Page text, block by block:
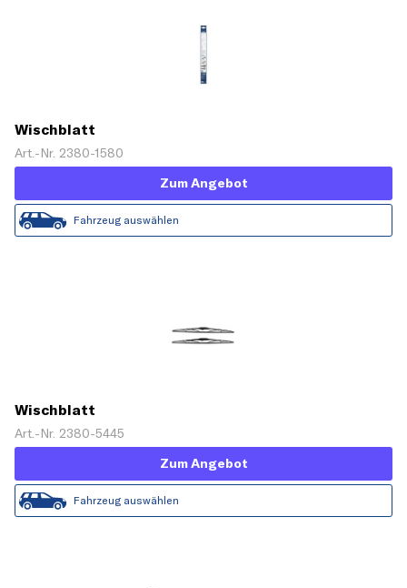
Wischblatt
Art.-Nr. 2380-1580
Zum Angebot
Fahrzeug auswählen
Wischblatt
Art.-Nr. 2380-5445
Zum Angebot
Fahrzeug auswählen